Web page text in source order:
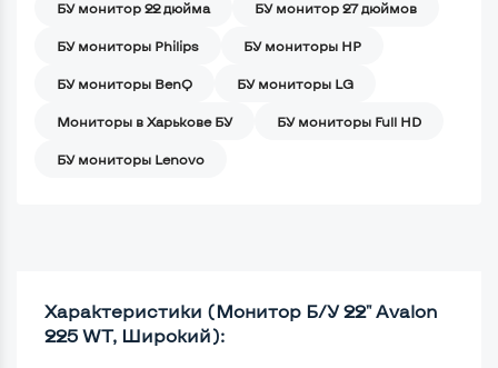
БУ монитор 22 дюйма БУ монитор 27 дюймов
БУ мониторы Philips БУ мониторы HP
БУ мониторы BenQ БУ мониторы LG
Мониторы в Харькове БУ БУ мониторы Full HD
БУ мониторы Lenovo
Характеристики (Монитор Б/У 22" Avalon
225 WT, Широкий):